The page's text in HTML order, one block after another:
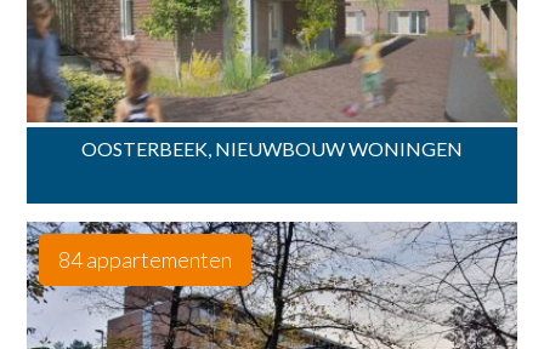
OOSTERBEEK, NIEUWBOUW WONINGEN
84 appartementen